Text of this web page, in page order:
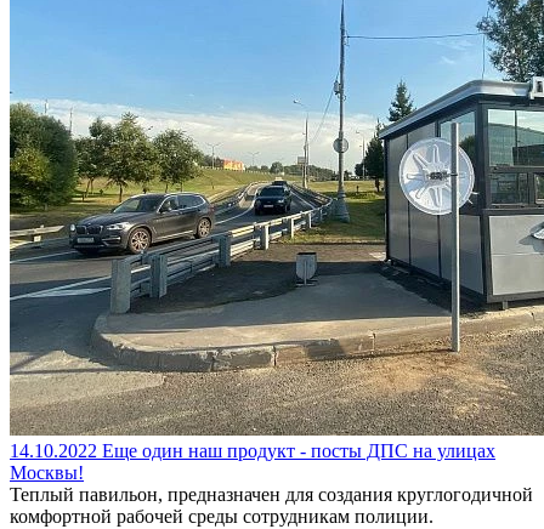
14.10.2022 Еще один наш продукт - посты ДПС на улицах
Москвы!
Теплый павильон, предназначен для создания круглогодичной
комфортной рабочей среды сотрудникам полиции.